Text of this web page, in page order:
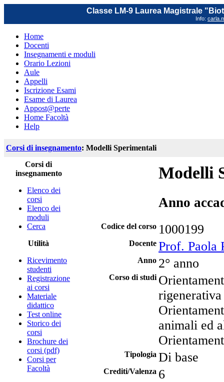
Classe LM-9 Laurea Magistrale
Info:
Home
Docenti
Insegnamenti e moduli
Orario Lezioni
Aule
Appelli
Iscrizione Esami
Esame di Laurea
Appost@perte
Home Facoltà
Help
Corsi di insegnamento: Modelli Sperimentali
Corsi di
insegnamento
Elenco dei
corsi
Elenco dei
moduli
Cerca
Utilità
Ricevimento
studenti
Registrazione
ai corsi
Materiale
didattico
Test online
Storico dei
corsi
Brochure dei
corsi (pdf)
Corsi per
Facoltà
Modelli
Anno
Codice del corso 1000199
Docente Prof. Paola
Anno 2° anno
Corso di studi
animali ed
Tipologia Di base
Crediti/Valenza 6